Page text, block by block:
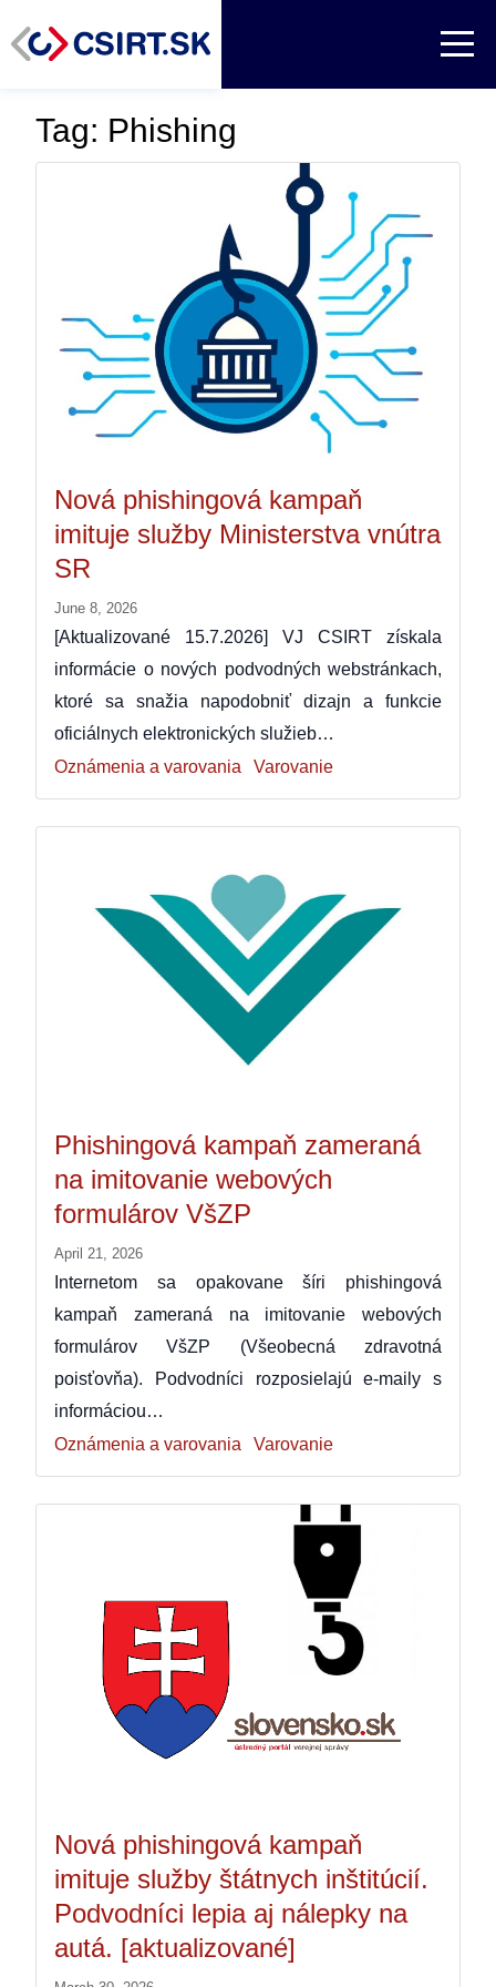
Tag: Phishing
Nová phishingová kampaň
imituje služby Ministerstva vnútra
SR
June 8, 2026
[Aktualizované 15.7.2026] VJ CSIRT získala
informácie o nových podvodných webstránkach,
ktoré sa snažia napodobniť dizajn a funkcie
oficiálnych elektronických služieb…
Oznámenia a varovania
Varovanie
Phishingová kampaň zameraná
na imitovanie webových
formulárov VšZP
April 21, 2026
Internetom sa opakovane šíri phishingová
kampaň zameraná na imitovanie webových
formulárov VšZP (Všeobecná zdravotná
poisťovňa). Podvodníci rozposielajú e-maily s
informáciou…
Oznámenia a varovania
Varovanie
Nová phishingová kampaň
imituje služby štátnych inštitúcií.
Podvodníci lepia aj nálepky na
autá. [aktualizované]